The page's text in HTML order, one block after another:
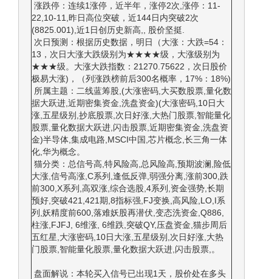
涨跌停：连续1涨停，近半年，涨停2次,涨停：11-
22,10-11,昨日高位突破，近144日内突破2次
(8825.001),近1日创历史新高,, 股价坚挺.
次日预测：根据历史数据，明日（大涨：大跌=54：
13，次日大涨大跌级别为★★★★级，大涨级别为
★★★级。大涨大跌指数：21270.75622，次日股价
极易大涨)，（列涨跌榜前后300名概率，17%：18%)
所属主题：二线蓝筹股,(大涨密码,大买数股票,量化数
据大跃进,近期密集资金,洗盘资金)(大涨密码,10日大
涨,五星级别,抄底股票,次日好涨,大热门股票,智能量化
股票,量化数据大跃进,闪击股票,近期密集资金,洗盘资
金)半导体,集成电路,MSCI中国,芯片概念,长三角一体
化,华为概念。
猫分类：总信号高,特风险高,总风险高,预期波澜,险低
大涨,信号高涨,C系列,逢低反弹,弱强分离,涨前300,跌
前300,X系列,高双涨,综合选股,4系列,资金强势,长期
预好,突破421,421期,8指标强,FJ变换,高风险,LO,I系
列,妖精度前600,落难妖股再潜伏,变态洗资金,Q886,
柱涨,FJFJ, 6维涨, 6维跌,突破QY,压盘资金,猫步周后
五红星,大涨密码,10日大涨,五星级别,次日好涨,大热
门股票,智能量化股票,量化数据大跃进,闪击股票,。
盘面解说：本轮买入信号已出现1天，股价处在多头